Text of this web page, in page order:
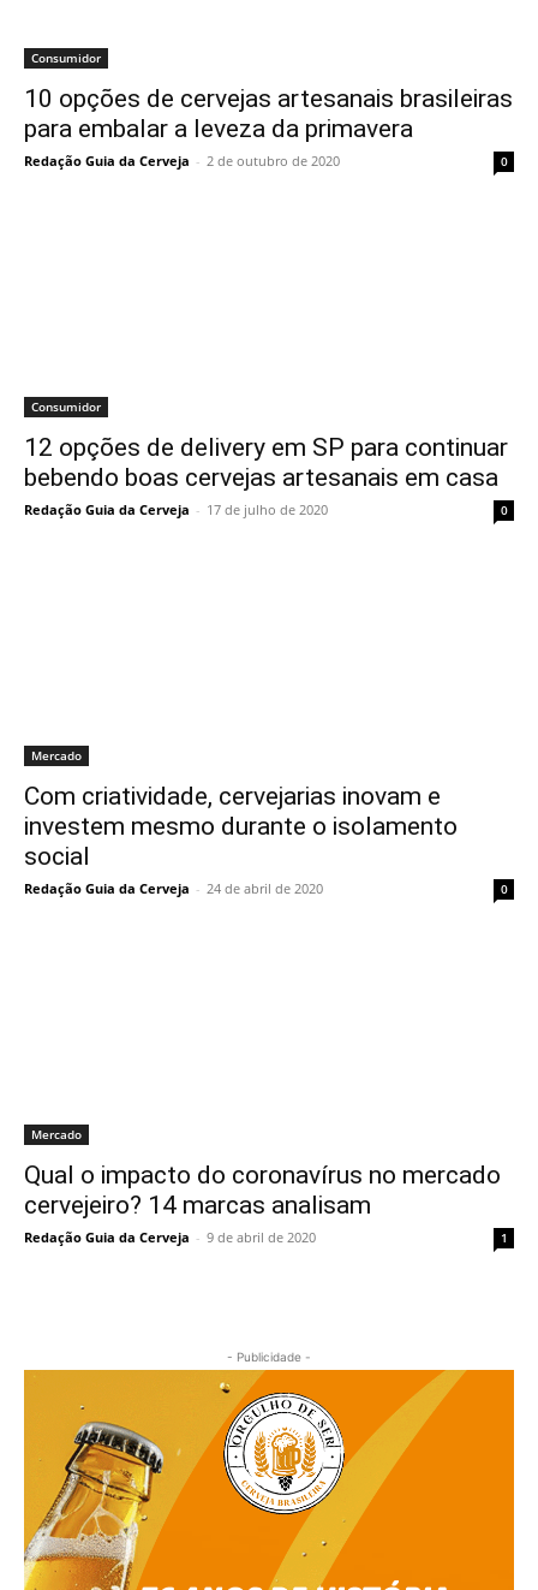
Consumidor
10 opções de cervejas artesanais brasileiras
para embalar a leveza da primavera
Redação Guia da Cerveja - 2 de outubro de 2020 0
Consumidor
12 opções de delivery em SP para continuar
bebendo boas cervejas artesanais em casa
Redação Guia da Cerveja - 17 de julho de 2020 0
Mercado
Com criatividade, cervejarias inovam e
investem mesmo durante o isolamento
social
Redação Guia da Cerveja - 24 de abril de 2020 0
Mercado
Qual o impacto do coronavírus no mercado
cervejeiro? 14 marcas analisam
Redação Guia da Cerveja - 9 de abril de 2020 1
- Publicidade -